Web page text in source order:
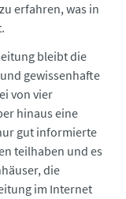
erfahren, was in
bleibt die
gewissenhafte
von vier
hinaus eine
gut informierte
teilhaben und es
die
im Internet